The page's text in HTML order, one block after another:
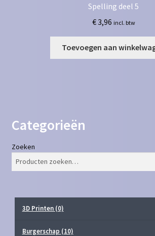
Spelling deel 5
€3,96 incl. btw
Toevoegen aan
Categorieën
Zoeken
3D Printen (0)
Burgerschap (10)